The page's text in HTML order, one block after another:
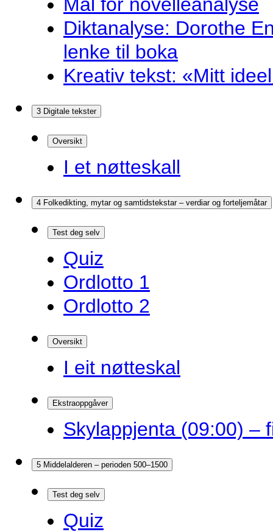
Diktanalyse: Dorothe
lenke til boka
Kreativ tekst: «Mitt
3 Digitale tekster
Oversikt
I et nøtteskall
4 Folkedikting, mytar og samtidstekstar – verdiar og forteljemåtar
Test deg selv
Quiz
Ordlotto 1
Ordlotto 2
Oversikt
I eit nøtteskal
Ekstraoppgåver
Skylappjenta (09:00) –
5 Middelalderen – perioden 500–1500
Test deg selv
Quiz